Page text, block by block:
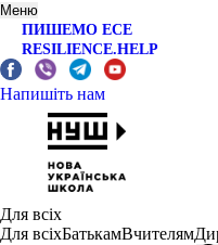
Меню
ПИШЕМО ЕСЕ
RESILIENCE.HELP
Напишіть нам
Для всіх
Для всіхБатькамВчителям